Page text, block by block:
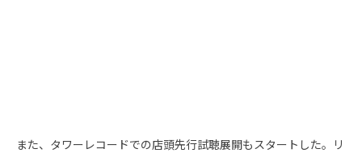
また、タワーレコードでの店頭先行試聴展開もスタートした。リ